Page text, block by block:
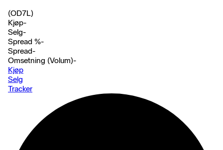
(OD7L)
Kjøp-
Selg-
Spread %-
Spread-
Omsetning (Volum)-
Kjøp
Selg
Tracker